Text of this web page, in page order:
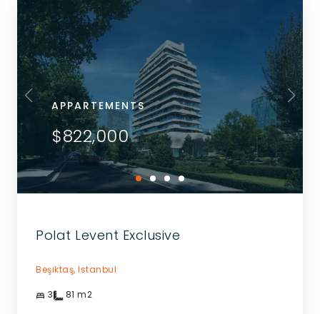
APPARTEMENTS
$822,000
Polat Levent Exclusive
Beşiktaş, Istanbul
3 81 m2